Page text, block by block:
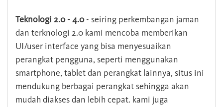
Teknologi 2.0 - 4.0- seiring perkembangan jaman
dan terknologi 2.0 kami mencoba memberikan
UI/user interface yang bisa menyesuaikan
perangkat pengguna, seperti menggunakan
smartphone, tablet dan perangkat lainnya, situs ini
mendukung berbagai perangkat sehingga akan
mudah diakses dan lebih cepat. kami juga